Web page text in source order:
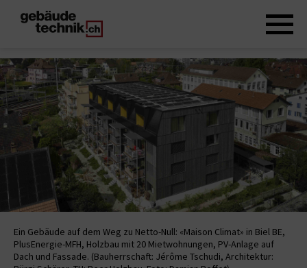
Ein Gebäude auf dem Weg zu Netto-Null: «Maison Climat» in Biel BE,
PlusEnergie-MFH, Holzbau mit 20 Mietwohnungen, PV-Anlage auf
Dach und Fassade. (Bauherrschaft: Jérôme Tschudi, Architektur: